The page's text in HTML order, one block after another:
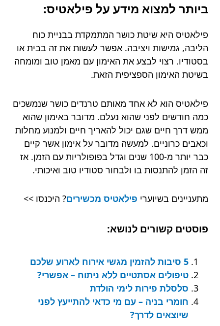
ביותר למצוא מידע על פילאטיס:
פילאטיס היא שיטת כושר המתמקדת בבניית כוח
הליבה, גמישות ויציבה. אפשר לעשות את זה בבית או
בסטודיו. רצוי לבצע את האימון עם מאמן טוב ומומחה
בשיטת האימון הספציפית הזאת.
פילאטיס הוא לא אחד מאותם טרנדים כושר שנמשכים
כמה חודשים לפני שהוא נעלם. מדובר באימון שהוא
ממש דרך חיים שגם יכול להאריך חיים ולמנוע מחלות
וכאבים כרוניים. למעשה מדובר על אימון אשר קיים
כבר יותר מ-100 שנים וגדל בפופולריות עם הזמן. אז
זה הזמן להתנסות בו ולבחור סטודיו טוב ואיכותי.
מתעניינים בשיוערי פילאטיס מכשירים? היכנסו >>
פוסטים קשורים לנושא:
5 סיבות להזמין מגשי אירוח לארוע שלכם
טיפולים אסתטיים ללא ניתוח – אפשרי?
סלסלת פירות לימי הולדת
חומרי בניה – עם מי כדאי להתייעץ לפני
שיוצאים לדרך?